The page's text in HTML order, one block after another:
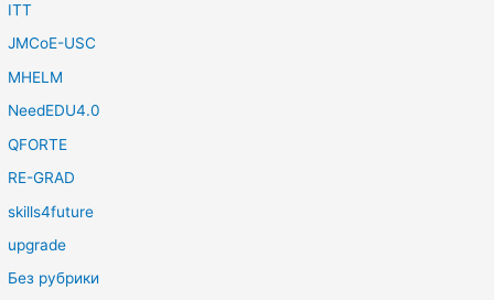
ITT
JMCoE-USC
MHELM
NeedEDU4.0
QFORTE
RE-GRAD
skills4future
upgrade
Без рубрики